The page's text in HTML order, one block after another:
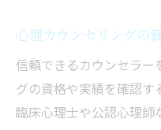
安心して相談でき
カウンセリン
件とは
茨城県水戸市
心理カウンセリングの
信頼できるカウンセラ
グの資格や実績を確認す
臨床心理士や公認心理師